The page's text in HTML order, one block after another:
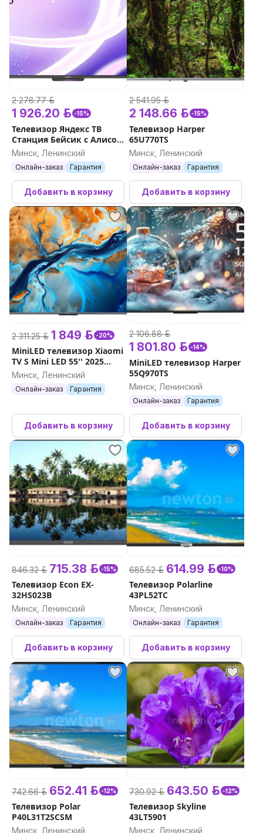
2 278.77 р.
1 926.20 р. -15%
Телевизор Яндекс ТВ
Станция Бейсик с Алисой
55 YNDX-00076
Минск, Ленинский
Онлайн-заказ Гарантия
Добавить в корзину
2 541.95 р.
2 148.66 р. -15%
Телевизор Harper
65U770TS
Минск, Ленинский
Онлайн-заказ Гарантия
Добавить в корзину
2 311.25 р. 1 849 р. -20%
MiniLED телевизор Xiaomi
TV S Mini LED 55'' 2025
(международная версия)
Минск, Ленинский
Онлайн-заказ Гарантия
Добавить в корзину
2 106.88 р.
1 801.80 р. -14%
MiniLED телевизор Harper
55Q970TS
Минск, Ленинский
Онлайн-заказ Гарантия
Добавить в корзину
846.32 р. 715.38 р. -15%
Телевизор Econ EX-
32HS023B
Минск, Ленинский
Онлайн-заказ Гарантия
Добавить в корзину
685.52 р. 614.99 р. -10%
Телевизор Polarline
43PL52TC
Минск, Ленинский
Онлайн-заказ Гарантия
Добавить в корзину
742.66 р. 652.41 р. -12%
Телевизор Polar
P40L31T2SCSM
Минск, Ленинский
730.92 р. 643.50 р. -12%
Телевизор Skyline
43LT5901
Минск, Ленинский